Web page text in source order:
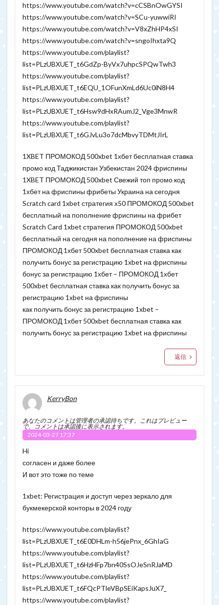
https://www.youtube.com/watch?v=cCSBnOwGYSI
https://www.youtube.com/watch?v=SCu-yuwwiRI
https://www.youtube.com/watch?v=V8xZhHP4xSI
https://www.youtube.com/watch?v=sngoIhxta9Q
https://www.youtube.com/playlist?
list=PLzUBXUET_t6GdZp-ByVx7uhpcSPQwTwh3
https://www.youtube.com/playlist?
list=PLzUBXUET_t6EQU_1OFunXmLd6Uc0iN8H4
https://www.youtube.com/playlist?
list=PLzUBXUET_t6Hsw9dHxRAumJ2_Vge3MnwR
https://www.youtube.com/playlist?
list=PLzUBXUET_t6GJvLu3o7dcMbvyTDMtJIrL
1XBET ПРОМОКОД 500xbet 1хбет бесплатная ставка
промо код Таджикистан Узбекистан 2024 фриспины
1XBET ПРОМОКОД 500xbet Свежий топ промо код
1хбет на фриспины фрибеты Украина на сегодня
Scratch card 1xbet стратегия х50 ПРОМОКОД 500xbet
бесплатный на пополнение фриспины на фрибет
Scratch Card 1xbet стратегия ПРОМОКОД 500xbet
бесплатный на сегодня на пополнение на фриспины
ПРОМОКОД 1хбет 500xbet бесплатная ставка как
получить бонус за регистрацию 1xbet на фриспины
бонус за регистрацию 1хбет – ПРОМОКОД 1хбет
500xbet бесплатная ставка как получить бонус за
регистрацию 1xbet на фриспины
как получить бонус за регистрацию 1xbet –
ПРОМОКОД 1хбет 500xbet бесплатная ставка как
получить бонус за регистрацию 1xbet на фриспины
返信
KerryBon
あなたのコメントは管理者の承認待ちです。これはプレビュー
で、コメントは承認後に表示されます。
2024-03-27 17:37
Hi
согласен и даже более
И вот это тоже по теме
1xbet: Регистрация и доступ через зеркало для
букмекерской конторы в 2024 году
https://www.youtube.com/playlist?
list=PLzUBXUET_t6E0DHLm-h56jePnx_6GhIaG
https://www.youtube.com/playlist?
list=PLzUBXUET_t6HzHFp7bn40SsOJeSnRJaMD
https://www.youtube.com/playlist?
list=PLzUBXUET_t6FQcPTleVBpSEiKapsJuX7_
https://www.youtube.com/playlist?